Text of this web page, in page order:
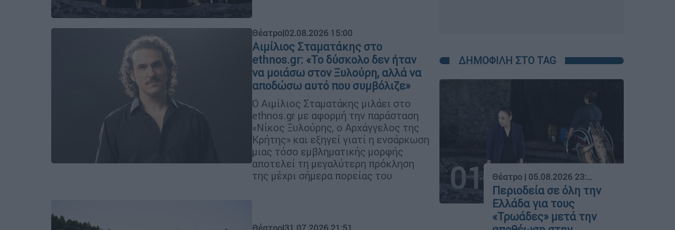
Θέατρο|02.08.2026 15:00
Αιμίλιος Σταματάκης στο
ethnos.gr: «Το δύσκολο δεν ήταν
να μοιάσω στον Ξυλούρη, αλλά να
αποδώσω αυτό που συμβόλιζε»
Ο Αιμίλιος Σταματάκης μιλάει στο
ethnos.gr με αφορμή την παράσταση
«Νίκος Ξυλούρης, ο Αρχάγγελος της
Κρήτης» και εξηγεί γιατί η ενσάρκωση
μιας τόσο εμβληματικής μορφής
αποτελεί τη μεγαλύτερη πρόκληση
της μέχρι σήμερα πορείας του
Θέατρο|31.07.2026 21:51
ΔΗΜΟΦΙΛΗ ΣΤΟ TAG
01 Θέατρο | 05.08.2026 23:39
Περιοδεία σε όλη την
Ελλάδα για τους
«Τρωάδες» μετά την